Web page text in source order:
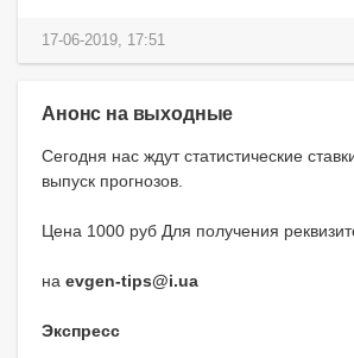
17-06-2019, 17:51
Анонс на выходные
Сегодня нас ждут статистические
выпуск прогнозов.
Цена 1000 руб Для получения
на evgen-tips@i.ua
Экспресс